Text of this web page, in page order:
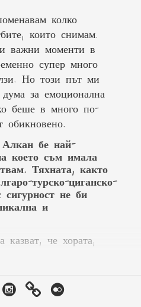
колко
които снимам.
важни моменти в
супер много
Но този път ми
за емоционална
беше в много по-
обикновено.
бе най-
което съм имала
Тяхната, както
турско-циганско-
сигурност не би
и
че хората,
И мога да кажа,
усетих това
му сила. Съвсем